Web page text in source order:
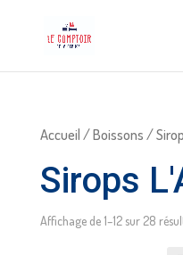
Accueil/Boissons/
Sirops
Affichage de 1–12 sur 28